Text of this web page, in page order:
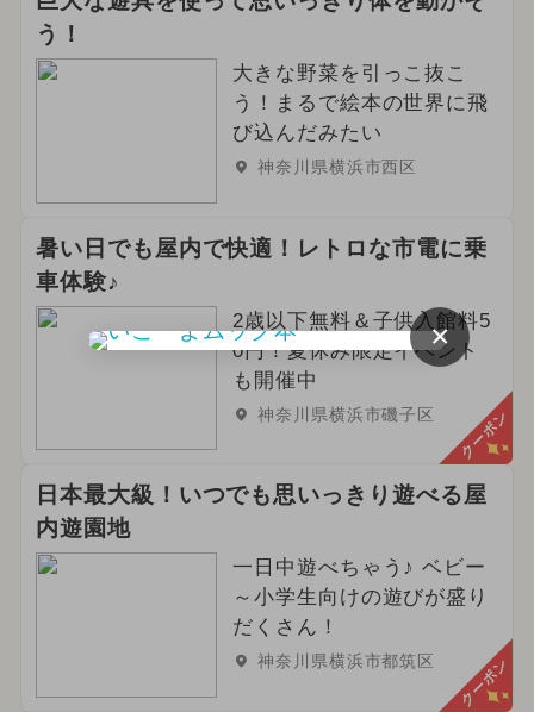
う！
大きな野菜を引っこ抜こ
う！まるで絵本の世界に飛
び込んだみたい
神奈川県横浜市西区
暑い日でも屋内で快適！レトロな市電に乗
車体験♪
2歳以下無料＆子供入館料5
0円！夏休み限定イベント
も開催中
神奈川県横浜市磯子区 クーポン
日本最大級！いつでも思いっきり遊べる屋
内遊園地
一日中遊べちゃう♪ ベビー
～小学生向けの遊びが盛り
だくさん！
神奈川県横浜市都筑区 クーポン
×